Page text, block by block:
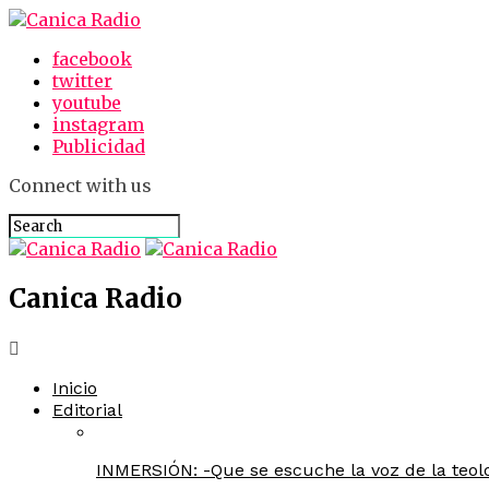
facebook
twitter
youtube
instagram
Publicidad
Connect with us
Canica Radio
Inicio
Editorial
INMERSIÓN: -Que se escuche la voz de la